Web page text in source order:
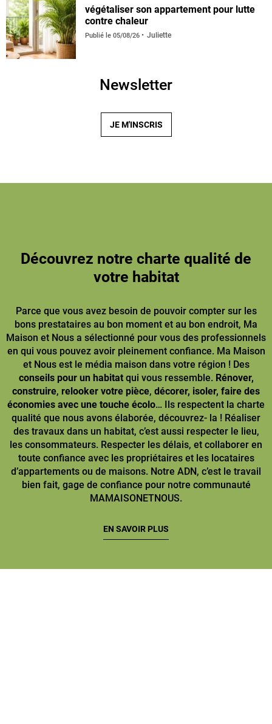
végétaliser son appartement pour lutte
contre chaleur
Publié le 05/08/26 Juliette
Newsletter
JE M'INSCRIS
Découvrez notre charte qualité de
votre habitat
Parce que vous avez besoin de pouvoir compter sur les
bons prestataires au bon moment et au bon endroit, Ma
Maison et Nous a sélectionné pour vous des professionnels
en qui vous pouvez avoir pleinement confiance. Ma Maison
et Nous est le média maison dans votre région ! Des
conseils pour un habitatqui vous ressemble. Rénover,
construire, relooker votre pièce, décorer, isoler, faire des
économies avec une touche écolo… Ils respectent la charte
qualité que nous avons élaborée, découvrez- la ! Réaliser
des travaux dans un habitat, c’est aussi respecter le lieu,
les consommateurs. Respecter les délais, et collaborer en
toute confiance avec les propriétaires et les locataires
d’appartements ou de maisons. Notre ADN, c’est le travail
bien fait, gage de confiance pour notre communauté
MAMAISONETNOUS.
EN SAVOIR PLUS